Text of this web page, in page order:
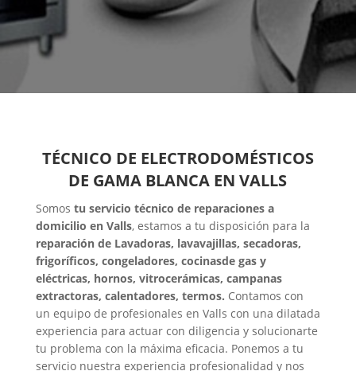
TÉCNICO DE ELECTRODOMÉSTICOS
DE GAMA BLANCA EN VALLS
Somos tu servicio técnico de reparaciones a
domicilio en Valls, estamos a tu disposición para la
reparación de Lavadoras, lavavajillas, secadoras,
frigoríficos, congeladores, cocinasde gas y
eléctricas, hornos, vitrocerámicas, campanas
extractoras, calentadores, termos. Contamos con
un equipo de profesionales en Valls con una dilatada
experiencia para actuar con diligencia y solucionarte
tu problema con la máxima eficacia. Ponemos a tu
servicio nuestra experiencia profesionalidad y nos